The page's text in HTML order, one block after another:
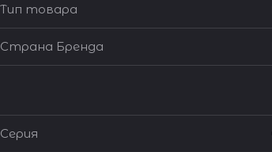
Тип товара
Страна Бренда
Серия